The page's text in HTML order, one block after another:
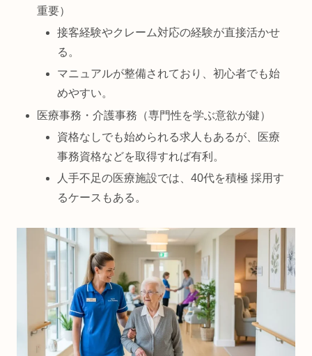
重要）
接客経験やクレーム対応の経験が直接活かせ
る。
マニュアルが整備されており、初心者でも始
めやすい。
医療事務・介護事務（専門性を学ぶ意欲が鍵）
資格なしでも始められる求人もあるが、医療
事務資格などを取得すれば有利。
人手不足の医療施設では、40代を積極 採用す
るケースもある。